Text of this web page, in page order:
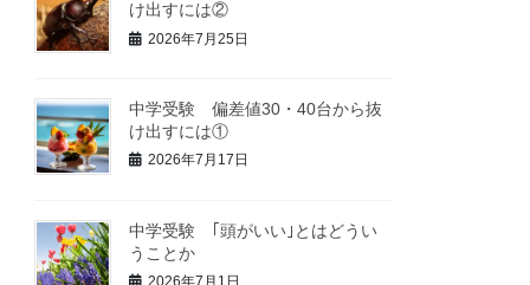
け出すには②
2026年7月25日
中学受験 偏差値30・40台から抜
け出すには①
2026年7月17日
中学受験 ｢頭がいい｣とはどうい
うことか
2026年7月1日